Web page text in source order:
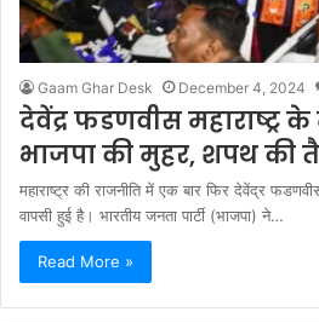
Gaam Ghar Desk December 4, 2024
देवेंद्र फडणवीस महाराष्ट्र
भाजपा की मुहर, शपथ की
महाराष्ट्र की राजनीति में एक बार फिर देवेंद्र
वापसी हुई है। भारतीय जनता पार्टी (भाजपा) ने…
Read More »